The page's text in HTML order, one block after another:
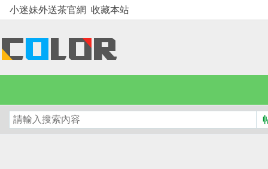
小迷妹外送茶官網 收藏本站